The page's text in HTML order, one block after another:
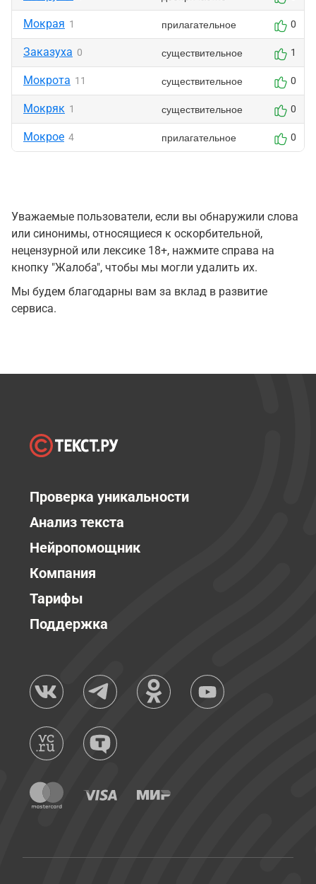
Мокрая 1 прилагательное 0
Заказуха 0 существительное 1
Мокрота 11 существительное 0
Мокряк 1 существительное 0
Мокрое 4 прилагательное 0
Уважаемые пользователи, если вы обнаружили слова
или синонимы, относящиеся к оскорбительной,
нецензурной или лексике 18+, нажмите справа на
кнопку "Жалоба", чтобы мы могли удалить их.
Мы будем благодарны вам за вклад в развитие
сервиса.
Проверка уникальности
Анализ текста
Нейропомощник
Компания
Тарифы
Поддержка